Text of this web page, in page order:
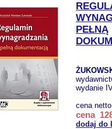
PEŁNĄ
wydanie
cena
cena
dodaj do